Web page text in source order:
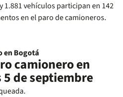
1.881 vehículos participan en 142
en el paro de camioneros.
en Bogotá
camionero en
de septiembre